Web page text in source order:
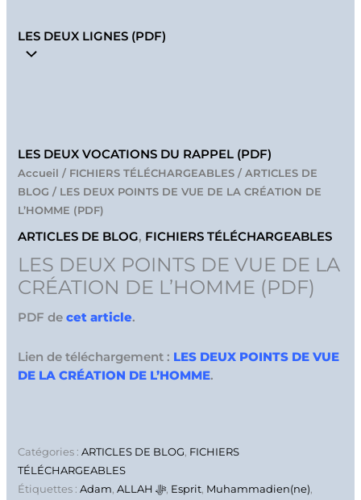
LES DEUX LIGNES (PDF)
LES DEUX VOCATIONS DU RAPPEL (PDF)
Accueil / FICHIERS TÉLÉCHARGEABLES /ARTICLES DE
BLOG / LES DEUX POINTS DE VUE DE LA CRÉATION DE
L’HOMME (PDF)
ARTICLES DE BLOG, FICHIERS TÉLÉCHARGEABLES
LES DEUX POINTS DE VUE DE LA
CRÉATION DE L’HOMME (PDF)
PDF decet article.
Lien de téléchargement : LES DEUX POINTS DE VUE
DE LA CRÉATION DE L’HOMME.
Catégories :ARTICLES DE BLOG FICHIERS
TÉLÉCHARGEABLES
Étiquettes :Adam , ALLAH ﷻ Esprit Muhammadien(ne)